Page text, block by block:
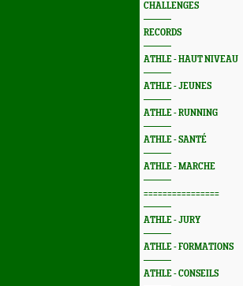
CHALLENGES
RECORDS
ATHLE - HAUT NIVEAU
ATHLE - JEUNES
ATHLE - RUNNING
ATHLE - SANTÉ
ATHLE - MARCHE
================
ATHLE - JURY
ATHLE - FORMATIONS
ATHLE - CONSEILS